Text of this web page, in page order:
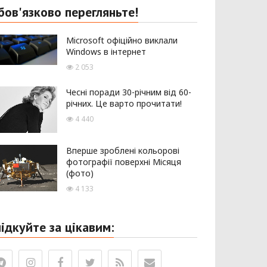
перегляньте!
Microsoft офіційно виклали
Windows в інтернет
2 053
Чесні поради 30-річним від 60-
річних. Це варто прочитати!
4 440
Вперше зроблені кольорові
фотографії поверхні Місяця
(фото)
4 133
за цікавим: